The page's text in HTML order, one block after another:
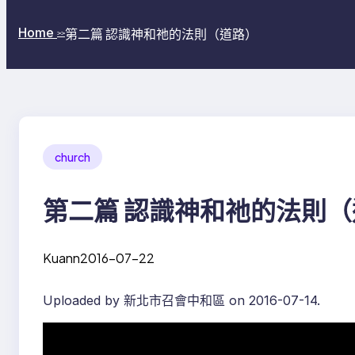
Home >>第二篇 認識神和祂的法則（道路）
church
第二篇 認識神和祂的法則
Kuann2016-07-22
Uploaded by 新北市召會中和區 on 2016-07-14.